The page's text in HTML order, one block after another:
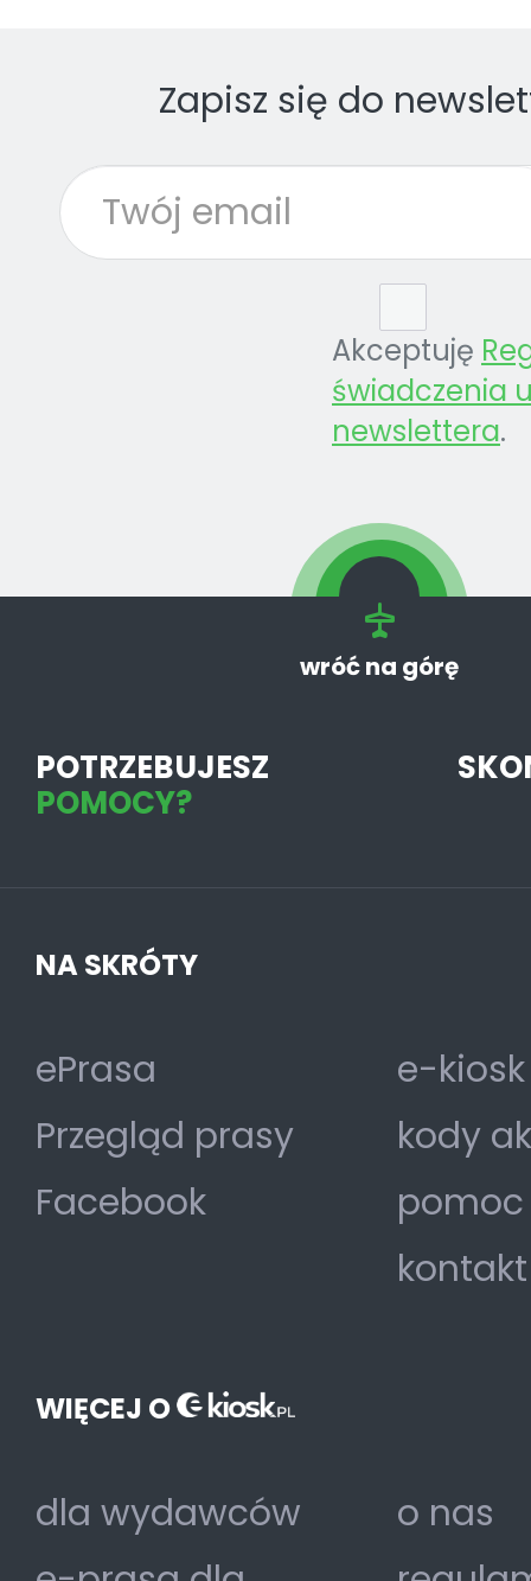
Zapisz się do
Akceptuję
świadczenia
newslettera.
wróć na górę
POTRZEBUJESZ
POMOCY?
NA SKRÓTY
ePrasa
Przegląd prasy
Facebook
e-
kody
pomoc
kontakt
WIĘCEJ O
dla wydawców
o nas